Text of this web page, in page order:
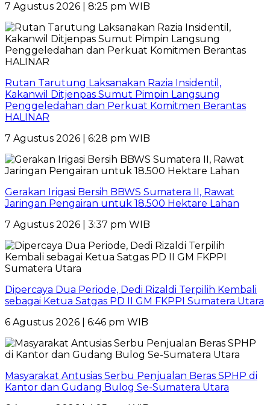
7 Agustus 2026 | 8:25 pm WIB
Rutan Tarutung Laksanakan Razia Insidentil,
Kakanwil Ditjenpas Sumut Pimpin Langsung
Penggeledahan dan Perkuat Komitmen Berantas
HALINAR
7 Agustus 2026 | 6:28 pm WIB
Gerakan Irigasi Bersih BBWS Sumatera II, Rawat
Jaringan Pengairan untuk 18.500 Hektare Lahan
7 Agustus 2026 | 3:37 pm WIB
Dipercaya Dua Periode, Dedi Rizaldi Terpilih Kembali
sebagai Ketua Satgas PD II GM FKPPI Sumatera Utara
6 Agustus 2026 | 6:46 pm WIB
Masyarakat Antusias Serbu Penjualan Beras SPHP di
Kantor dan Gudang Bulog Se-Sumatera Utara